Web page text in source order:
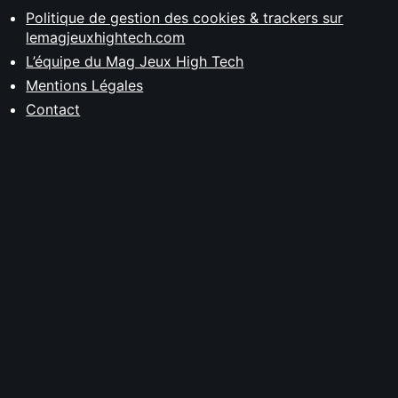
Politique de gestion des cookies & trackers sur
lemagjeuxhightech.com
L’équipe du Mag Jeux High Tech
Mentions Légales
Contact